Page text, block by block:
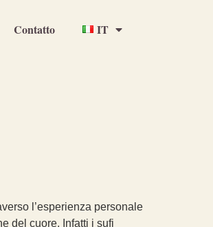
Contatto IT
l’esperienza personale
del cuore. Infatti i sufi